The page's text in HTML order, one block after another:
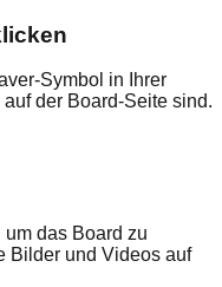
Symbol in Ihrer
der Board-Seite sind.
das Board zu
Bilder und Videos auf